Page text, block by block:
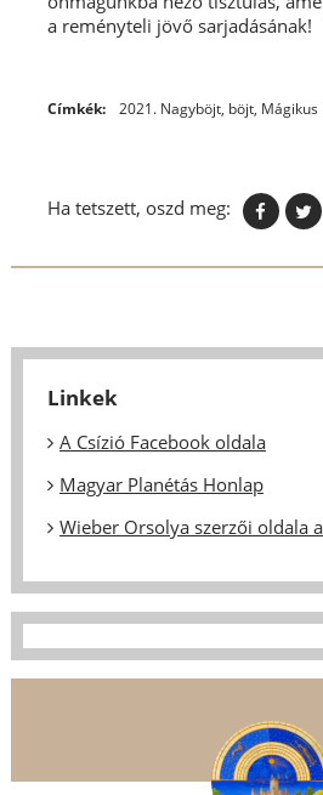
a reményteli jövő sarjadásának!
Címkék: 2021. Nagyböjt, böjt, Mágikus
Ha tetszett, oszd meg:
Linkek
A Csízió Facebook oldala
Magyar Planétás Honlap
Wieber Orsolya szerzői oldala